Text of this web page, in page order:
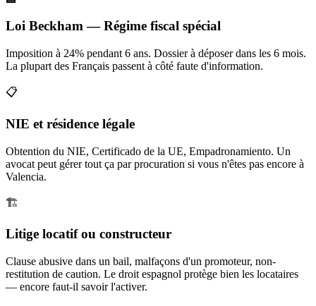
Loi Beckham — Régime fiscal spécial
Imposition à 24% pendant 6 ans. Dossier à déposer dans les 6 mois.
La plupart des Français passent à côté faute d'information.
📋
NIE et résidence légale
Obtention du NIE, Certificado de la UE, Empadronamiento. Un
avocat peut gérer tout ça par procuration si vous n'êtes pas encore à
Valencia.
🏗️
Litige locatif ou constructeur
Clause abusive dans un bail, malfaçons d'un promoteur, non-
restitution de caution. Le droit espagnol protège bien les locataires
— encore faut-il savoir l'activer.